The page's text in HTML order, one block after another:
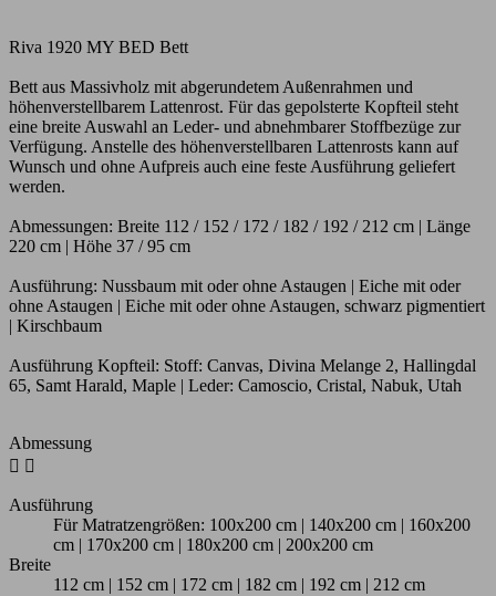
Riva 1920 MY BED Bett
Bett aus Massivholz mit abgerundetem Außenrahmen und
höhenverstellbarem Lattenrost. Für das gepolsterte Kopfteil steht
eine breite Auswahl an Leder- und abnehmbarer Stoffbezüge zur
Verfügung. Anstelle des höhenverstellbaren Lattenrosts kann auf
Wunsch und ohne Aufpreis auch eine feste Ausführung geliefert
werden.
Abmessungen: Breite 112 / 152 / 172 / 182 / 192 / 212 cm | Länge
220 cm | Höhe 37 / 95 cm
Ausführung: Nussbaum mit oder ohne Astaugen | Eiche mit oder
ohne Astaugen | Eiche mit oder ohne Astaugen, schwarz pigmentiert
| Kirschbaum
Ausführung Kopfteil: Stoff: Canvas, Divina Melange 2, Hallingdal
65, Samt Harald, Maple | Leder: Camoscio, Cristal, Nabuk, Utah
Abmessung
 
Ausführung
Für Matratzengrößen: 100x200 cm | 140x200 cm | 160x200
cm | 170x200 cm | 180x200 cm | 200x200 cm
Breite
112 cm | 152 cm | 172 cm | 182 cm | 192 cm | 212 cm